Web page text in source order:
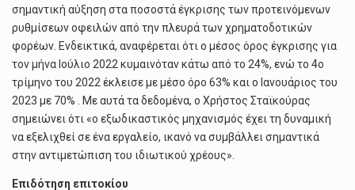
σημαντική αύξηση στα ποσοστά έγκρισης των προτεινόμενων
ρυθμίσεων οφειλών από την πλευρά των χρηματοδοτικών
φορέων. Ενδεικτικά, αναφέρεται ότι ο μέσος όρος έγκρισης για
τον μήνα Ιούλιο 2022 κυμαινόταν κάτω από το 24%, ενώ το 4ο
τρίμηνο του 2022 έκλεισε με μέσο όρο 63% και ο Ιανουάριος του
2023 με 70% . Με αυτά τα δεδομένα, ο Χρήστος Σταϊκούρας
σημειώνει ότι «ο εξωδικαστικός μηχανισμός έχει τη δυναμική
να εξελιχθεί σε ένα εργαλείο, ικανό να συμβάλλει σημαντικά
στην αντιμετώπιση του ιδιωτικού χρέους».
Επιδότηση επιτοκίου